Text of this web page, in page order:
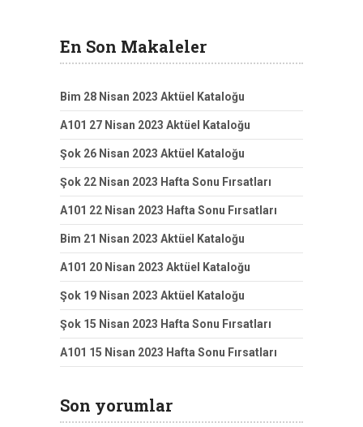
En Son Makaleler
Bim 28 Nisan 2023 Aktüel Kataloğu
A101 27 Nisan 2023 Aktüel Kataloğu
Şok 26 Nisan 2023 Aktüel Kataloğu
Şok 22 Nisan 2023 Hafta Sonu Fırsatları
A101 22 Nisan 2023 Hafta Sonu Fırsatları
Bim 21 Nisan 2023 Aktüel Kataloğu
A101 20 Nisan 2023 Aktüel Kataloğu
Şok 19 Nisan 2023 Aktüel Kataloğu
Şok 15 Nisan 2023 Hafta Sonu Fırsatları
A101 15 Nisan 2023 Hafta Sonu Fırsatları
Son yorumlar